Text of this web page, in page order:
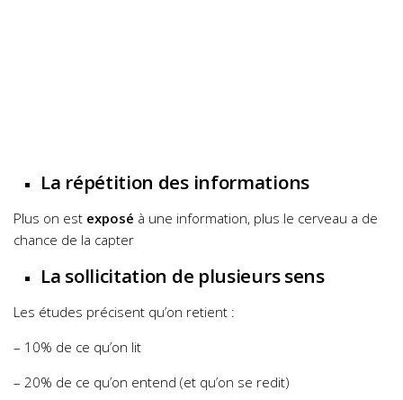
La répétition des informations
Plus on est exposé à une information, plus le cerveau a de
chance de la capter
La sollicitation de plusieurs sens
Les études précisent qu’on retient :
– 10% de ce qu’on lit
– 20% de ce qu’on entend (et qu’on se redit)